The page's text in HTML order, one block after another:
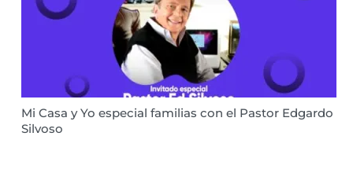
Mi Casa y Yo especial familias con el Pastor Edgardo
Silvoso